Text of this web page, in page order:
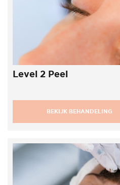
Level 2 Peel
BEKIJK BEHANDELING